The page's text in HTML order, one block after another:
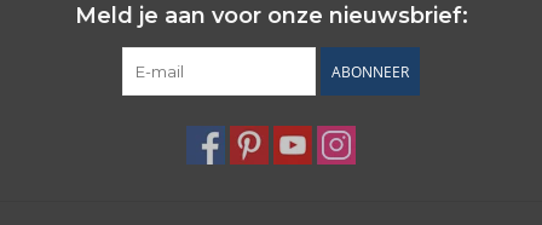
Meld je aan voor onze nieuwsbrief:
ABONNEER